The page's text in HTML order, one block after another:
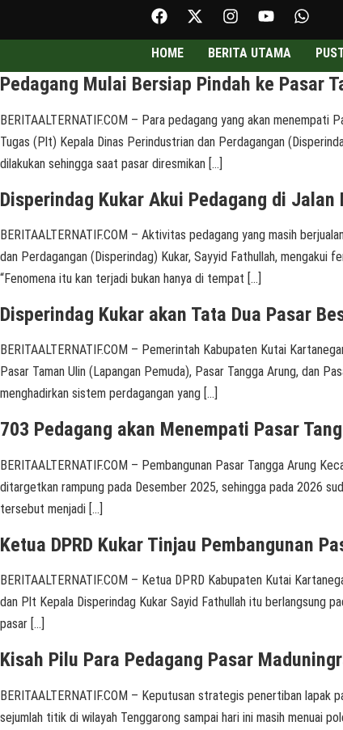
HOME BERITA UTAMA
Pedagang Mulai Bersiap Pindah ke Pasar
BERITAALTERNATIF.COM – Para pedagang yang akan
Tugas (Plt) Kepala Dinas Perindustrian dan Perdagangan
dilakukan sehingga saat pasar diresmikan […]
Disperindag Kukar Akui Pedagang di
BERITAALTERNATIF.COM – Aktivitas pedagang yang masih
dan Perdagangan (Disperindag) Kukar, Sayyid Fathullah, mengakui
“Fenomena itu kan terjadi bukan hanya di tempat […]
Disperindag Kukar akan Tata Dua Pasar
BERITAALTERNATIF.COM – Pemerintah Kabupaten Kutai
Pasar Taman Ulin (Lapangan Pemuda), Pasar Tangga Arung, dan
menghadirkan sistem perdagangan yang […]
703 Pedagang akan Menempati Pasar
BERITAALTERNATIF.COM – Pembangunan Pasar Tangga Arung
ditargetkan rampung pada Desember 2025, sehingga pada 2026
tersebut menjadi […]
Ketua DPRD Kukar Tinjau Pembangunan
BERITAALTERNATIF.COM – Ketua DPRD Kabupaten Kutai
dan Plt Kepala Disperindag Kukar Sayid Fathullah itu berlangsung
pasar […]
Kisah Pilu Para Pedagang Pasar
BERITAALTERNATIF.COM – Keputusan strategis penertiban
sejumlah titik di wilayah Tenggarong sampai hari ini masih menuai